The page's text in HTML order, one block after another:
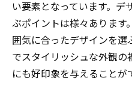
い要素となっています。デ
ぶポイントは様々あります
囲気に合ったデザインを選
でスタイリッシュな外観の
にも好印象を与えることが